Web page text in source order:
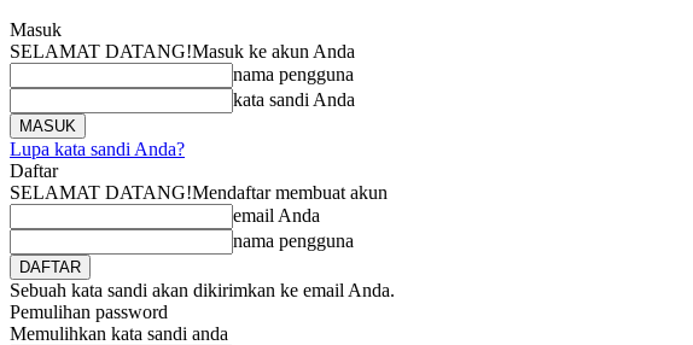
Masuk
SELAMAT DATANG!Masuk ke akun Anda
nama pengguna
kata sandi Anda
Lupa kata sandi Anda?
Daftar
SELAMAT DATANG!Mendaftar membuat akun
email Anda
nama pengguna
Sebuah kata sandi akan dikirimkan ke email Anda.
Pemulihan password
Memulihkan kata sandi anda